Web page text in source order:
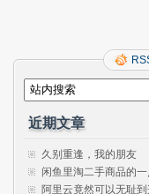
近期文章
久别重逢，我的朋友
闲鱼里淘二手商品的
阿里云竟然可以无耻